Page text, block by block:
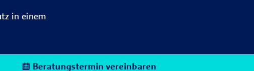
in einem
Beratungstermin vereinbaren